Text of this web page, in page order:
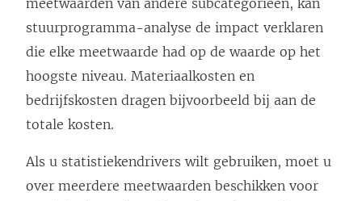
meetwaarden van andere subcategorieën, kan
stuurprogramma-analyse de impact verklaren
die elke meetwaarde had op de waarde op het
hoogste niveau. Materiaalkosten en
bedrijfskosten dragen bijvoorbeeld bij aan de
totale kosten.
Als u statistiekendrivers wilt gebruiken, moet u
over meerdere meetwaarden beschikken voor